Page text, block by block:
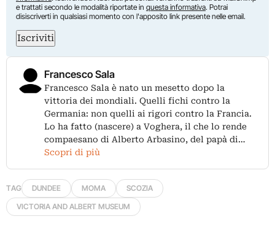
e trattati secondo le modalità riportate in questa informativa. Potrai
disiscriverti in qualsiasi momento con l'apposito link presente nelle email.
Iscriviti
Francesco Sala
Francesco Sala è nato un mesetto dopo la
vittoria dei mondiali. Quelli fichi contro la
Germania: non quelli ai rigori contro la Francia.
Lo ha fatto (nascere) a Voghera, il che lo rende
compaesano di Alberto Arbasino, del papà di…
Scopri di più
TAG DUNDEE MOMA
SCOZIA
VICTORIA AND ALBERT MUSEUM